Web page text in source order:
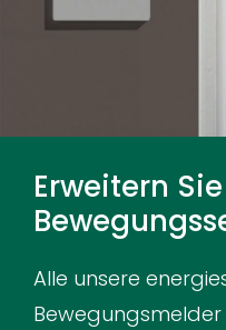
Erweitern
Alle unsere